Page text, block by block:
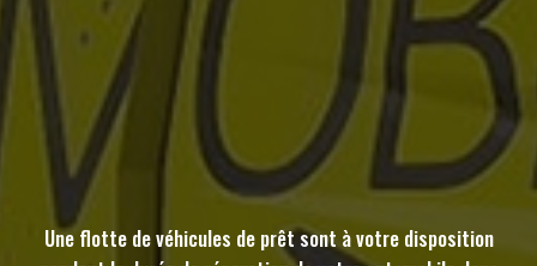
Une flotte de véhicules de prêt sont à votre disposition